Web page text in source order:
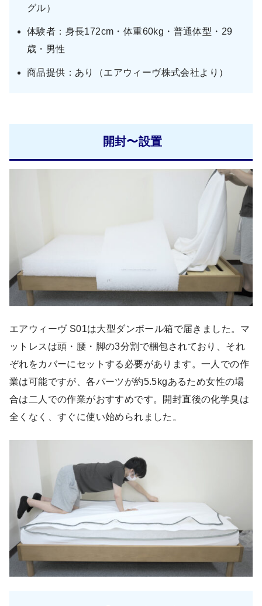
グル）
体験者：身長172cm・体重60kg・普通体型・29
歳・男性
商品提供：あり（エアウィーヴ株式会社より）
開封〜設置
エアウィーヴ S01は大型ダンボール箱で届きました。マ
ットレスは頭・腰・脚の3分割で梱包されており、それ
ぞれをカバーにセットする必要があります。一人での作
業は可能ですが、各パーツが約5.5kgあるため女性の場
合は二人での作業がおすすめです。開封直後の化学臭は
全くなく、すぐに使い始められました。